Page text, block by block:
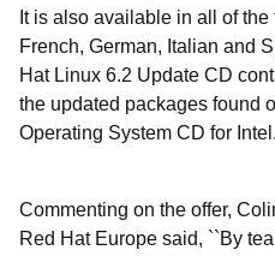
It is also available in all of
French, German, Italian and
Hat Linux 6.2 Update CD
the updated packages found
Operating System CD for Intel.
Commenting on the offer,
Red Hat Europe said, ``By